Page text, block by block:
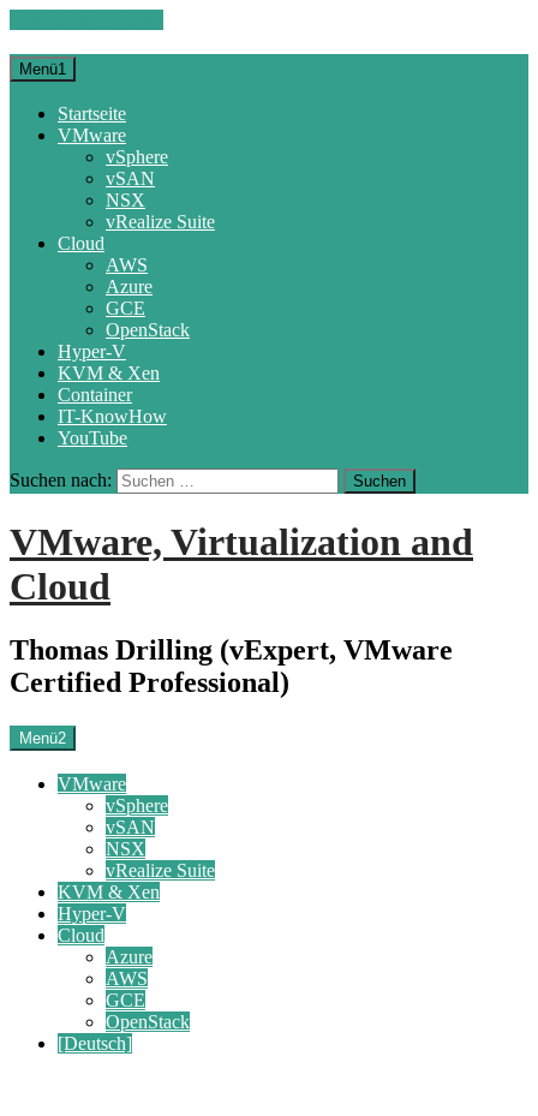
Menü1
Startseite
VMware
vSphere
vSAN
NSX
vRealize Suite
Cloud
AWS
Azure
GCE
OpenStack
Hyper-V
KVM & Xen
Container
IT-KnowHow
YouTube
Suchen nach:
VMware, Virtualization and
Cloud
Thomas Drilling (vExpert, VMware
Certified Professional)
Menü2
VMware
vSphere
vSAN
NSX
vRealize Suite
KVM & Xen
Hyper-V
Cloud
Azure
AWS
GCE
OpenStack
[Deutsch]